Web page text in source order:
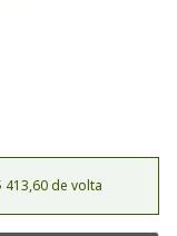
413,60 de volta